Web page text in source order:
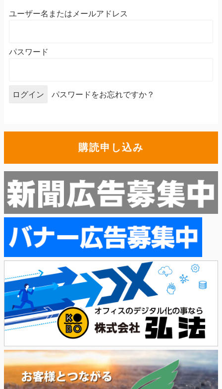
ユーザー名またはメールアドレス
パスワード
パスワードをお忘れですか？
購読申し込み